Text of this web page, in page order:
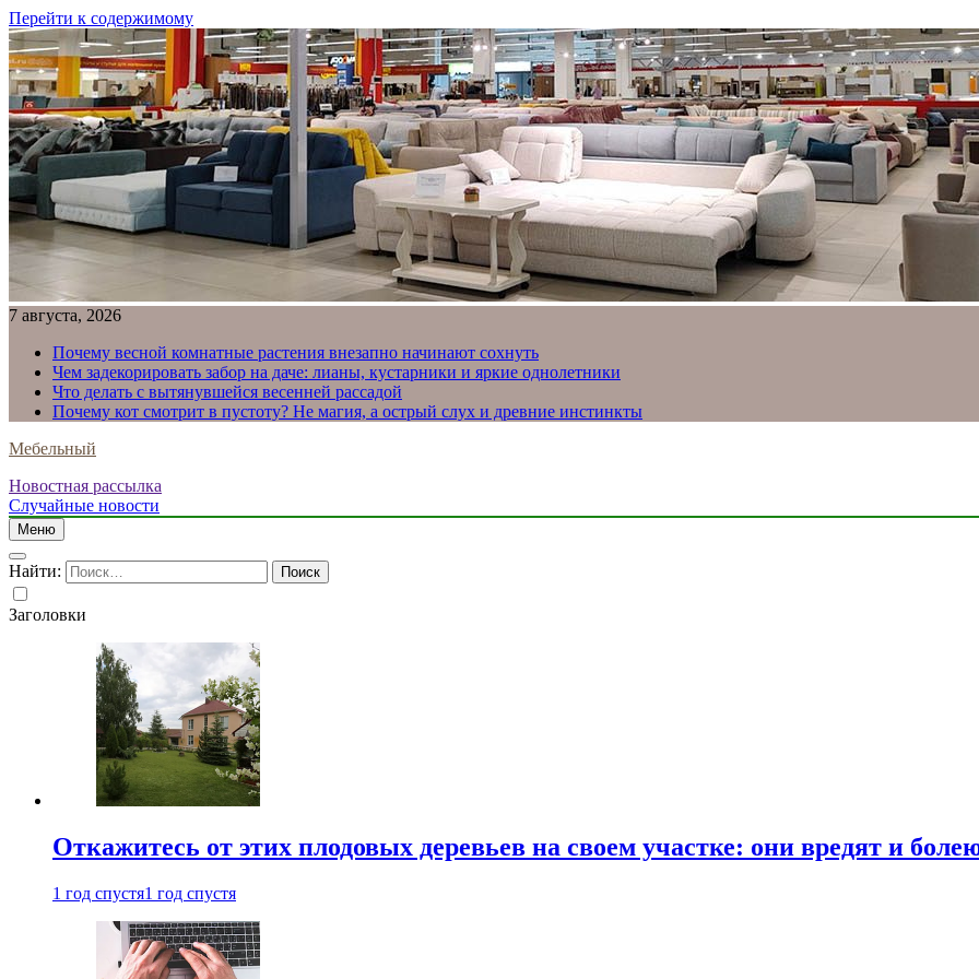
Перейти к содержимому
7 августа, 2026
Почему весной комнатные растения внезапно начинают сохнуть
Чем задекорировать забор на даче: лианы, кустарники и яркие однолетники
Что делать с вытянувшейся весенней рассадой
Почему кот смотрит в пустоту? Не магия, а острый слух и древние инстинкты
Мебельный
Новостная рассылка
Случайные новости
Меню
Найти:
Заголовки
Откажитесь от этих плодовых деревьев на своем участке: они вредят и
1 год спустя1 год спустя